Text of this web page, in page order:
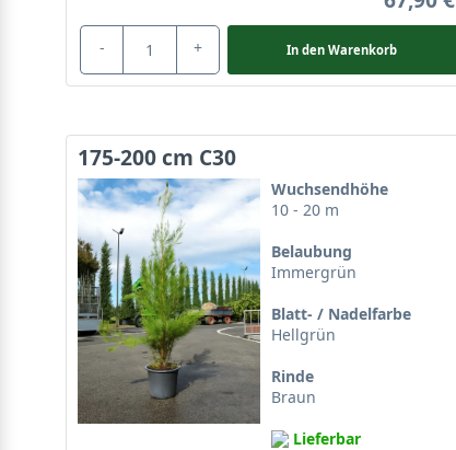
- + In den Warenkorb
175-200 cm C30
Wuchsendhöhe
10 - 20 m
Belaubung
Immergrün
Blatt- / Nadelfarbe
Hellgrün
Rinde
Braun
Lieferbar